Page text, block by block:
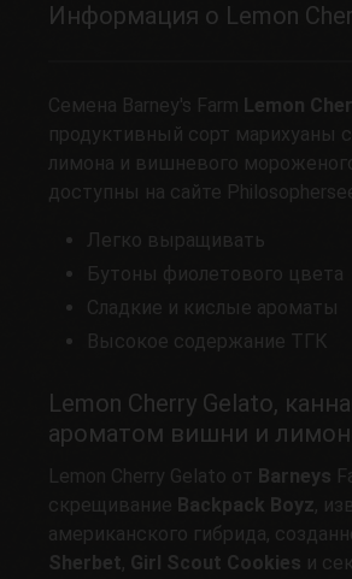
Информация о Lemon
Семена Barney's Farm Lemon
продуктивный сорт марихуаны
лимона и вишневого
доступны на сайте
Легко выращивать
Бутоны фиолетового цвета
Сладкие и кислые ароматы
Высокое содержание ТГК
Lemon Cherry Gelato,
ароматом вишни и
Lemon Cherry Gelato от Barneys
скрещивание Backpack Boyz,
американского гибрида,
Sherbet, Girl Scout Cookies и